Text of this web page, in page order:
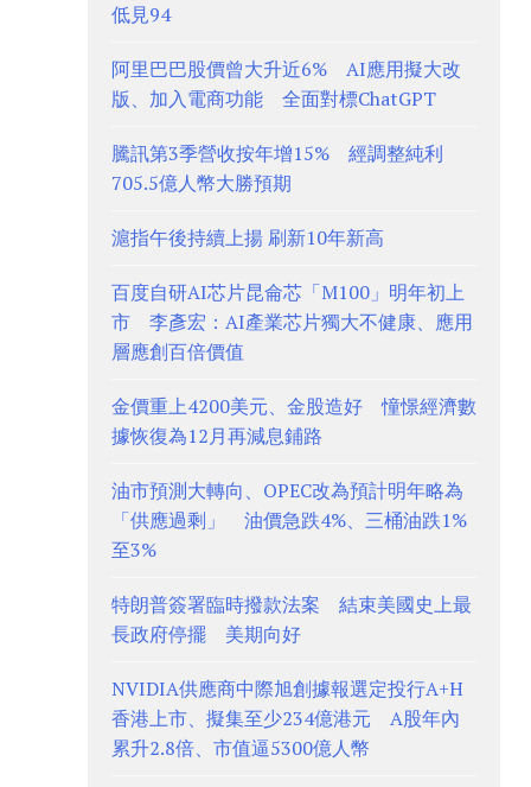
低見94
阿里巴巴股價曾大升近6% AI應用擬大改
版、加入電商功能 全面對標ChatGPT
騰訊第3季營收按年增15% 經調整純利
705.5億人幣大勝預期
滬指午後持續上揚 刷新10年新高
百度自研AI芯片昆侖芯「M100」明年初上
市 李彥宏：AI產業芯片獨大不健康、應用
層應創百倍價值
金價重上4200美元、金股造好 憧憬經濟數
據恢復為12月再減息鋪路
油市預測大轉向、OPEC改為預計明年略為
「供應過剩」 油價急跌4%、三桶油跌1%
至3%
特朗普簽署臨時撥款法案 結束美國史上最
長政府停擺 美期向好
NVIDIA供應商中際旭創據報選定投行A+H
香港上市、擬集至少234億港元 A股年內
累升2.8倍、市值逼5300億人幣